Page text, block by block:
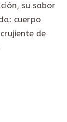
su sabor
cuerpo
de